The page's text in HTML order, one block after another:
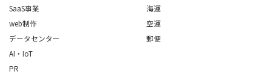
SaaS事業
web制作
データセンター
AI・IoT
PR
海運
空運
郵便